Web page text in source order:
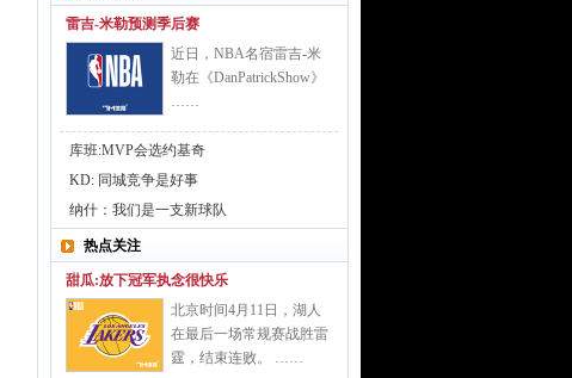
雷吉-米勒预测季后赛
近日，NBA名宿雷吉-米
勒在《DanPatrickShow》
……
库班:MVP会选约基奇
KD: 同城竞争是好事
纳什：我们是一支新球队
热点关注
甜瓜:放下冠军执念很快乐
北京时间4月11日，湖人
在最后一场常规赛战胜雷
霆，结束连败。 ……